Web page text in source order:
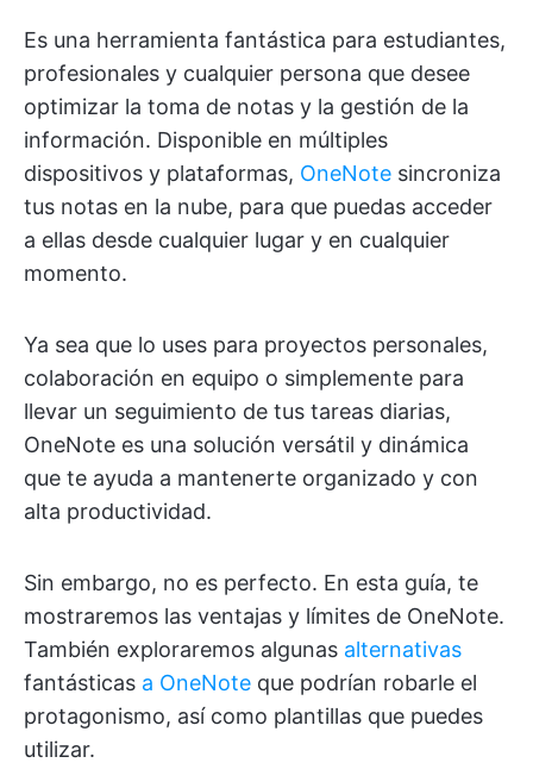
Es una herramienta fantástica para estudiantes,
profesionales y cualquier persona que desee
optimizar la toma de notas y la gestión de la
información. Disponible en múltiples
dispositivos y plataformas, OneNote sincroniza
tus notas en la nube, para que puedas acceder
a ellas desde cualquier lugar y en cualquier
momento.
Ya sea que lo uses para proyectos personales,
colaboración en equipo o simplemente para
llevar un seguimiento de tus tareas diarias,
OneNote es una solución versátil y dinámica
que te ayuda a mantenerte organizado y con
alta productividad.
Sin embargo, no es perfecto. En esta guía, te
mostraremos las ventajas y límites de OneNote.
También exploraremos algunas alternativas
fantásticas a OneNote que podrían robarle el
protagonismo, así como plantillas que puedes
utilizar.